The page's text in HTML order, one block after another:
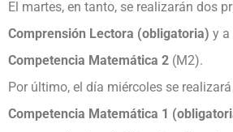
El martes, en tanto, se realizarán dos
Comprensión Lectora (obligatoria) y a
Competencia Matemática 2 (M2).
Por último, el día miércoles se
Competencia Matemática 1